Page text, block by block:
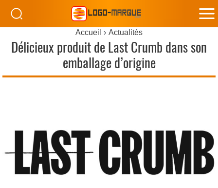
Accueil Actualités
Délicieux produit de Last Crumb dans son
emballage d’origine